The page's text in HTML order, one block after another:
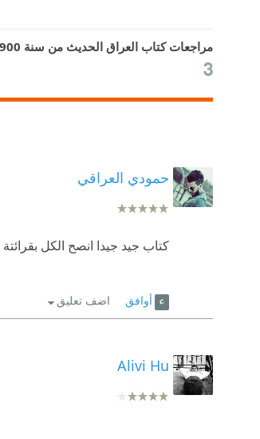
مراجعات كتاب العراق الحديث من سنة 1900 إلى 1950 (الجزء الثاني)
3
حمودي العراقي
كتاب جيد جيدا انصح الكل بقرائتة
أوافق اضف تعليق
Alivi Hu